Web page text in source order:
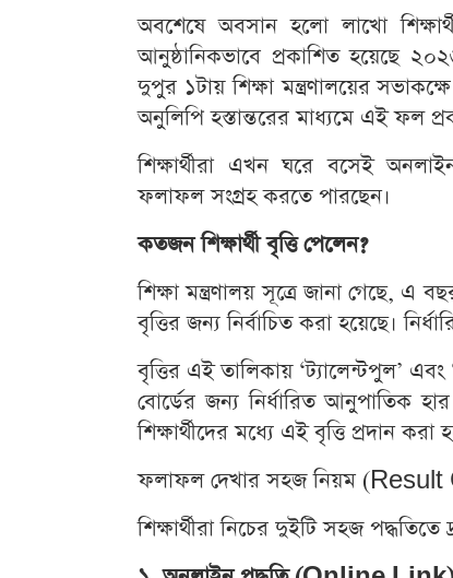
অবশেষে অবসান হলো লাখো
আনুষ্ঠানিকভাবে প্রকাশিত হয়েছে
দুপুর ১টায় শিক্ষা মন্ত্রণালয়ের
অনুলিপি হস্তান্তরের মাধ্যমে এই ফল
শিক্ষার্থীরা এখন ঘরে বসেই
ফলাফল সংগ্রহ করতে পারছেন।
কতজন শিক্ষার্থী বৃত্তি পেলেন?
শিক্ষা মন্ত্রণালয় সূত্রে জানা গেছে, এ
বৃত্তির জন্য নির্বাচিত করা হয়েছে।
বৃত্তির এই তালিকায় ‘ট্যালেন্টপুল’
বোর্ডের জন্য নির্ধারিত আনুপাতিক
শিক্ষার্থীদের মধ্যে এই বৃত্তি প্রদান করা
ফলাফল দেখার সহজ নিয়ম
শিক্ষার্থীরা নিচের দুইটি সহজ